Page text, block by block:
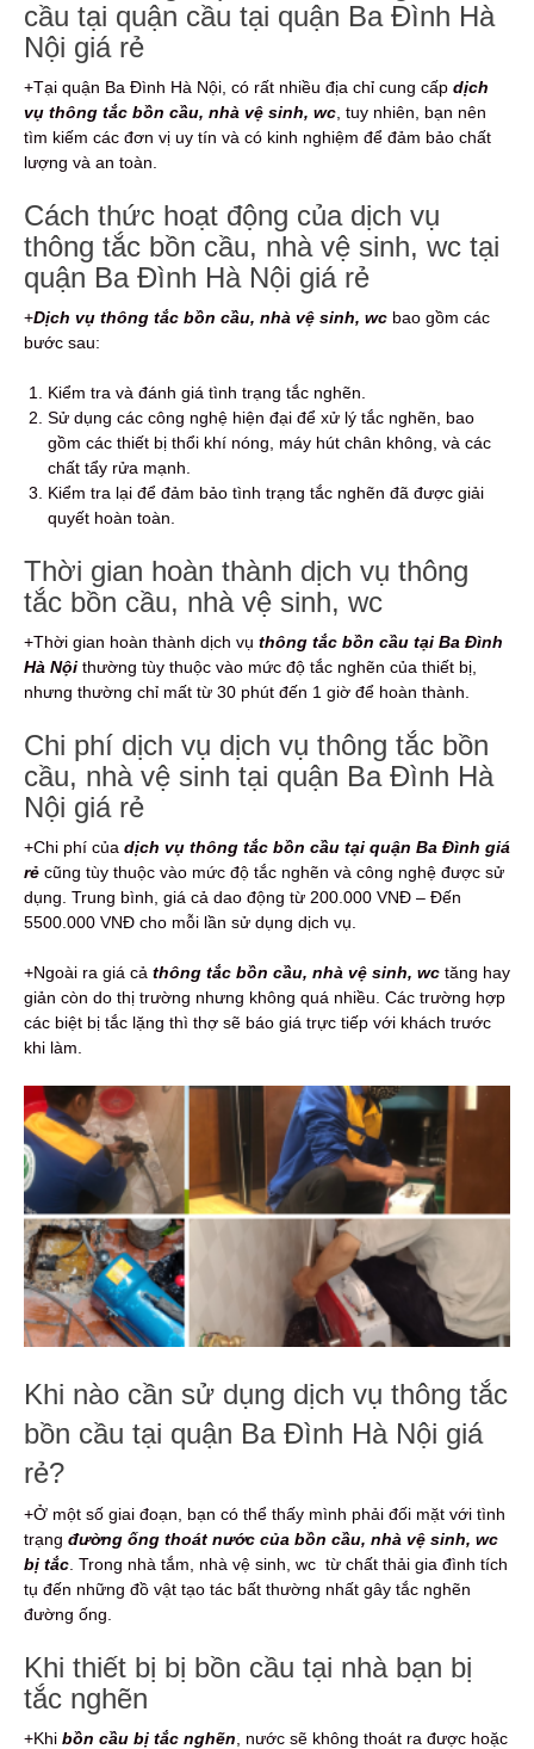
cầu tại quận cầu tại quận Ba Đình Hà
Nội giá rẻ
+Tại quận Ba Đình Hà Nội, có rất nhiều địa chỉ cung cấp dịch
vụ thông tắc bồn cầu, nhà vệ sinh, wc , tuy nhiên, bạn nên
tìm kiếm các đơn vị uy tín và có kinh nghiệm để đảm bảo chất
lượng và an toàn.
Cách thức hoạt động của dịch vụ
thông tắc bồn cầu, nhà vệ sinh, wc tại
quận Ba Đình Hà Nội giá rẻ
+Dịch vụ thông tắc bồn cầu, nhà vệ sinh, wc bao gồm các
bước sau:
Kiểm tra và đánh giá tình trạng tắc nghẽn.
Sử dụng các công nghệ hiện đại để xử lý tắc nghẽn, bao
gồm các thiết bị thổi khí nóng, máy hút chân không, và các
chất tẩy rửa mạnh.
Kiểm tra lại để đảm bảo tình trạng tắc nghẽn đã được giải
quyết hoàn toàn.
Thời gian hoàn thành dịch vụ thông
tắc bồn cầu, nhà vệ sinh, wc
+Thời gian hoàn thành dịch vụ thông tắc bồn cầu tại Ba Đình
Hà Nội thường tùy thuộc vào mức độ tắc nghẽn của thiết bị,
nhưng thường chỉ mất từ 30 phút đến 1 giờ để hoàn thành.
Chi phí dịch vụ dịch vụ thông tắc bồn
cầu, nhà vệ sinh tại quận Ba Đình Hà
Nội giá rẻ
+Chi phí của dịch vụ thông tắc bồn cầu tại quận Ba Đình giá
rẻ cũng tùy thuộc vào mức độ tắc nghẽn và công nghệ được sử
dụng. Trung bình, giá cả dao động từ 200.000 VNĐ – Đến
5500.000 VNĐ cho mỗi lần sử dụng dịch vụ.
+Ngoài ra giá cả thông tắc bồn cầu, nhà vệ sinh, wc tăng hay
giản còn do thị trường nhưng không quá nhiều. Các trường hợp
các biệt bị tắc lặng thì thợ sẽ báo giá trực tiếp với khách trước
khi làm.
Khi nào cần sử dụng dịch vụ thông tắc
bồn cầu tại quận Ba Đình Hà Nội giá
rẻ?
+Ở một số giai đoạn, bạn có thể thấy mình phải đối mặt với tình
trạng đường ống thoát nước của bồn cầu, nhà vệ sinh, wc
bị tắc . Trong nhà tắm, nhà vệ sinh, wc từ chất thải gia đình tích
tụ đến những đồ vật tạo tác bất thường nhất gây tắc nghẽn
đường ống.
Khi thiết bị bị bồn cầu tại nhà bạn bị
tắc nghẽn
+Khi bồn cầu bị tắc nghẽn , nước sẽ không thoát ra được hoặc